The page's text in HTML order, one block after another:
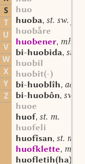
S
T
U
V
W
X
Y
Z
huo
huoba, st. sw. f.
huobre
huobener, mhd.
bi-huobida, st. f.
huobil
huobit(-)
bi-huoblîh, adj.
bi-huobôn, sw. v.
huoe
huof, st. m.
huofeli
huofîsan, st. n.
huofklette, mhd.
huofletih(ha)